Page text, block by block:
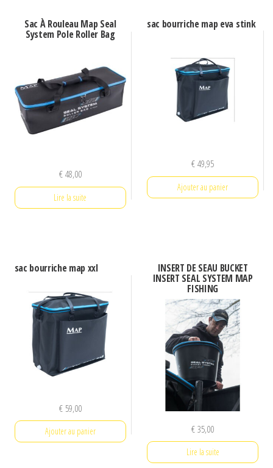
Sac À Rouleau Map Seal
System Pole Roller Bag
€48,00
Lire la suite
sac bourriche map eva stink
€49,95
Ajouter au panier
sac bourriche map xxl
€59,00
Ajouter au panier
INSERT DE SEAU BUCKET
INSERT SEAL SYSTEM MAP
FISHING
€35,00
Lire la suite